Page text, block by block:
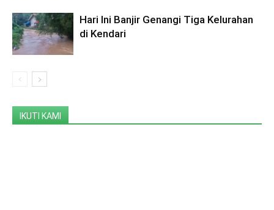
Hari Ini Banjir Genangi Tiga Kelurahan
di Kendari
IKUTI KAMI